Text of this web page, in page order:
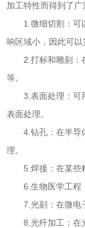
加工特性而得到了
1.微细切割：可以
响区域小，因此可
2.打标和雕刻：在
等。
3.表面处理：可用
表面处理。
4.钻孔：在半导体
理。
5.焊接：在某些精
6.生物医学工程：
7.光刻：在微电子
8.光纤加工：在光